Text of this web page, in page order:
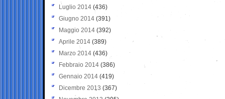
Luglio 2014 (436)
Giugno 2014 (391)
Maggio 2014 (392)
Aprile 2014 (389)
Marzo 2014 (436)
Febbraio 2014 (386)
Gennaio 2014 (419)
Dicembre 2013 (367)